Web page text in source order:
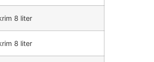
8 liter
8 liter